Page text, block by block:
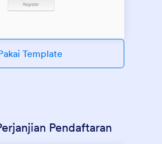
Template
Pendaftaran